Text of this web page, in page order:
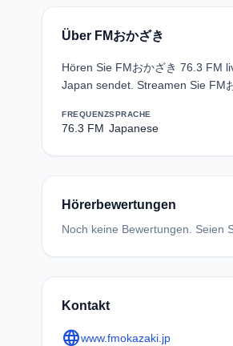
Über FMおかざき
Hören Sie FMおかざき 76.3 FM
Japan sendet. Streamen Sie FM
FREQUENZ
76.3 FM
SPRACHE
Japanese
Hörerbewertungen
Noch keine Bewertungen. Seien
Kontakt
languagewww.fmokazaki.jp